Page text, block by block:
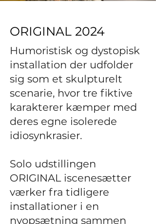
ORIGINAL 2024
Humoristisk og dystopisk
installation der udfolder
sig som et skulpturelt
scenarie, hvor tre fiktive
karakterer kæmper med
deres egne isolerede
idiosynkrasier.
Solo udstillingen
ORIGINAL iscenesætter
værker fra tidligere
installationer i en
nyopsætning sammen